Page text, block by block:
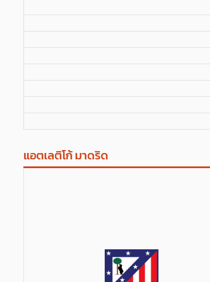
แอตเลติโก้ มาดริด